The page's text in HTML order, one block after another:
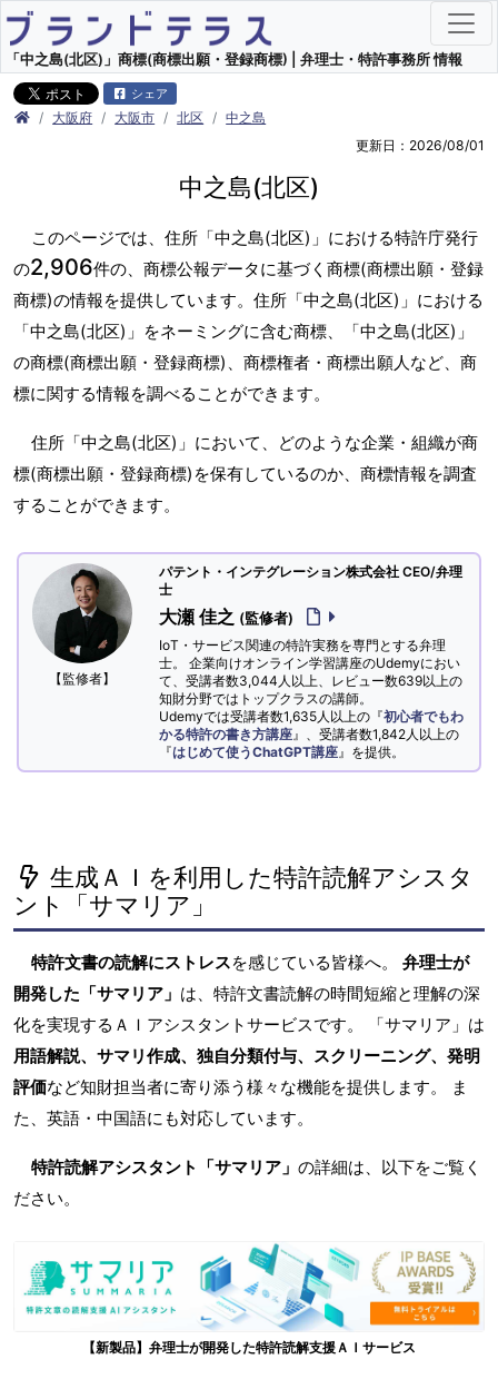
「中之島(北区)」商標(商標出願・登録商標) | 弁理士・特許事務所 情報
シェア
大阪府 大阪市 北区
中之島
更新日：2026/08/01
中之島(北区)
このページでは、住所「中之島(北区)」における特許庁発行
の2,906件の、商標公報データに基づく商標(商標出願・登録
商標)の情報を提供しています。住所「中之島(北区)」における
「中之島(北区)」をネーミングに含む商標、「中之島(北区)」
の商標(商標出願・登録商標)、商標権者・商標出願人など、商
標に関する情報を調べることができます。
住所「中之島(北区)」において、どのような企業・組織が商
標(商標出願・登録商標)を保有しているのか、商標情報を調査
することができます。
【監修者】
パテント・インテグレーション株式会社 CEO/弁理
士
大瀬 佳之 (監修者)
IoT・サービス関連の特許実務を専門とする弁理
士。 企業向けオンライン学習講座のUdemyにおい
て、受講者数3,044人以上、レビュー数639以上の
知財分野ではトップクラスの講師。
Udemyでは受講者数1,635人以上の『初心者でもわ
かる特許の書き方講座 』、受講者数1,842人以上の
『はじめて使うChatGPT講座 』を提供。
生成ＡＩを利用した特許読解アシスタ
ント「サマリア」
特許文書の読解にストレスを感じている皆様へ。 弁理士が
開発した「サマリア」 は、特許文書読解の時間短縮と理解の深
化を実現するＡＩアシスタントサービスです。 「サマリア」は
用語解説、サマリ作成、独自分類付与、スクリーニング、発明
評価など知財担当者に寄り添う様々な機能を提供します。 ま
た、英語・中国語にも対応しています。
特許読解アシスタント「サマリア」 の詳細は、以下をご覧く
ださい。
【新製品】弁理士が開発した特許読解支援ＡＩサービス